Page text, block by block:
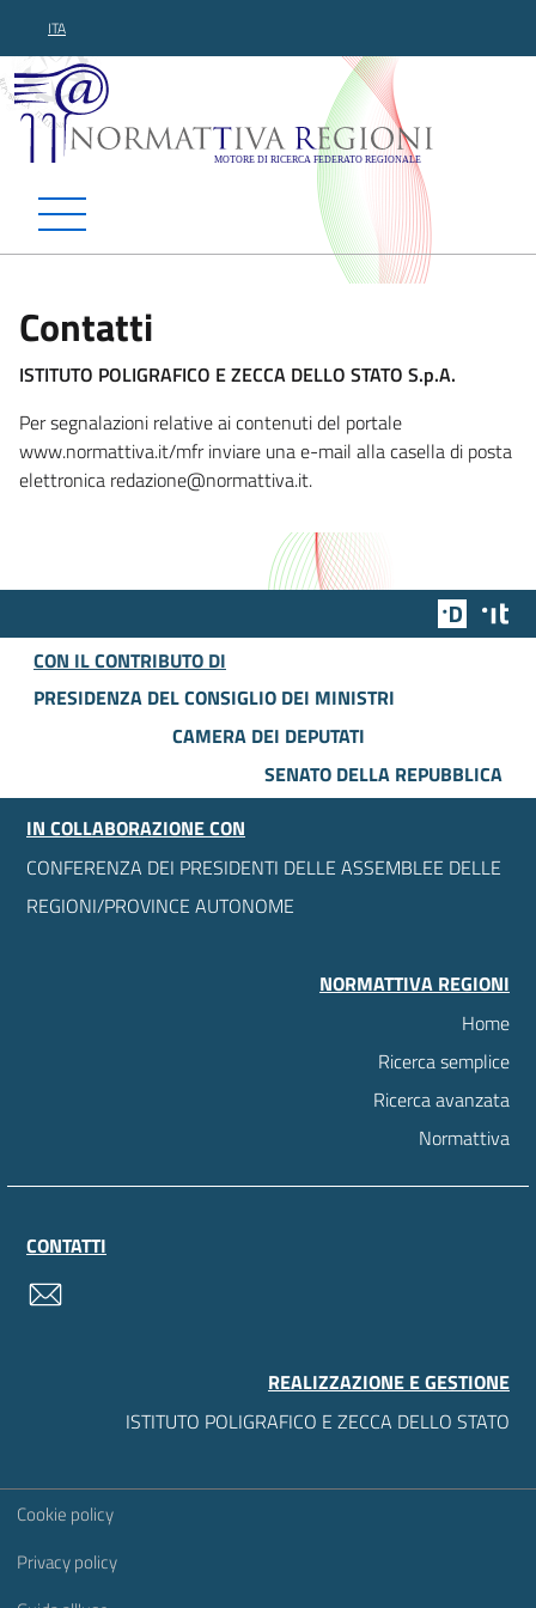
ITA
Normattiva Regioni -
Contatti
ISTITUTO POLIGRAFICO E ZECCA DELLO STATO S.p.A.
Per segnalazioni relative ai contenuti del portale
www.normattiva.it/mfr inviare una e-mail alla casella di posta
elettronica redazione@normattiva.it.
Team
CON IL CONTRIBUTO DI
PRESIDENZA DEL CONSIGLIO DEI MINISTRI
CAMERA DEI DEPUTATI
SENATO DELLA REPUBBLICA
IN COLLABORAZIONE CON
CONFERENZA DEI PRESIDENTI DELLE ASSEMBLEE DELLE
REGIONI/PROVINCE AUTONOME
NORMATTIVA REGIONI
Home
Ricerca semplice
Ricerca avanzata
Normattiva
CONTATTI
REALIZZAZIONE E GESTIONE
ISTITUTO POLIGRAFICO E ZECCA DELLO STATO
Sezione Link Utili
Cookie policy
Privacy policy